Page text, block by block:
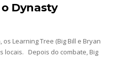
De Escándalo 2026 -
Dynasty
Learning Tree (Big Bill e Bryan
locais. Depois do combate, Big